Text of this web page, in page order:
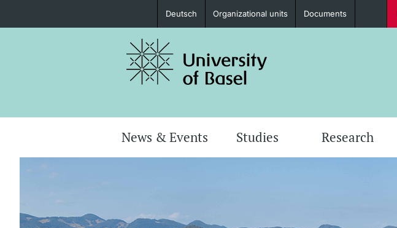
Prospective Students
Deutsch Organizational units Documents
News & Events Studies Research